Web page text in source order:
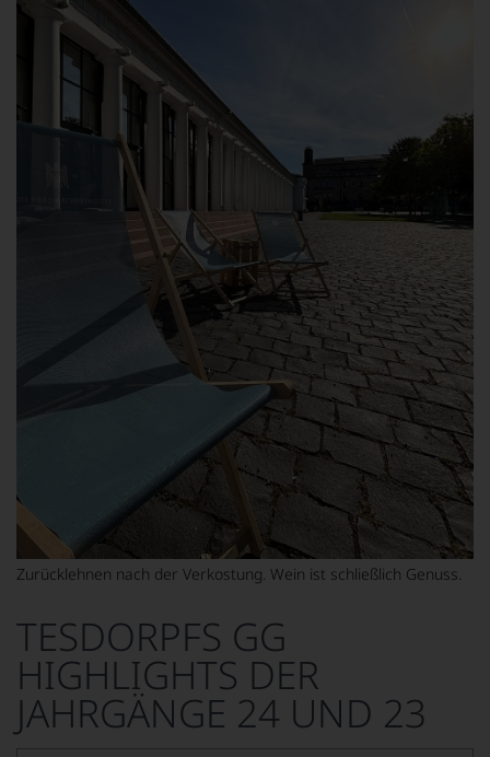
Zurücklehnen nach der Verkostung. Wein ist schließlich Genuss.
TESDORPFS GG
HIGHLIGHTS DER
JAHRGÄNGE 24 UND 23